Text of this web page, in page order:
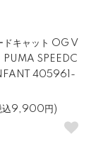
ドキャット OG V
PUMA SPEEDC
405961-
9,900円)